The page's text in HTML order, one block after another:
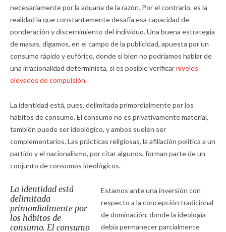
necesariamente por la aduana de la razón. Por el contrario, es la
realidad la que constantemente desafía esa capacidad de
ponderación y discernimiento del individuo. Una buena estrategia
de masas, digamos, en el campo de la publicidad, apuesta por un
consumo rápido y eufórico, donde si bien no podríamos hablar de
una irracionalidad determinista, sí es posible verificarniveles
elevados de compulsión.
La identidad está, pues, delimitada primordialmente por los
hábitos de consumo. El consumo no es privativamente material,
también puede ser ideológico, y ambos suelen ser
complementarios. Las prácticas religiosas, la afiliación política a un
partido y el nacionalismo, por citar algunos, forman parte de un
conjunto de consumos ideológicos.
La identidad está
delimitada
primordialmente por
los hábitos de
consumo. El consumo
Estamos ante una inversión con
respecto a la concepción tradicional
de dominación, donde la ideología
debía permanecer parcialmente